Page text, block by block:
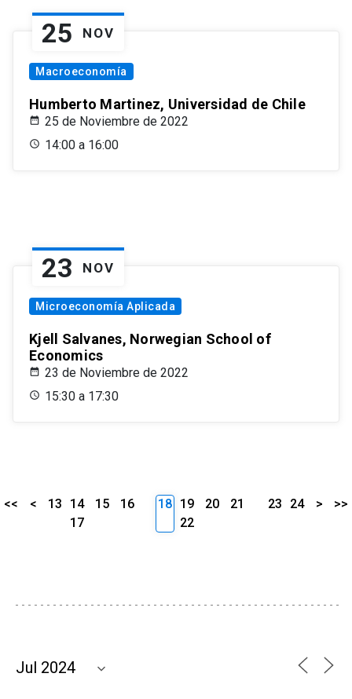
25 NOV
Macroeconomía
Humberto Martinez, Universidad de Chile
25 de Noviembre de 2022
14:00 a 16:00
23 NOV
Microeconomía Aplicada
Kjell Salvanes, Norwegian School of
Economics
23 de Noviembre de 2022
15:30 a 17:30
<< < 13 14 15
16
17
18 19 20
21
22
23 24 > >>